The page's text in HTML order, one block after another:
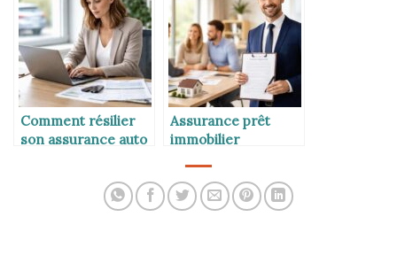
Comment résilier
son assurance auto
Assurance prêt
immobilier